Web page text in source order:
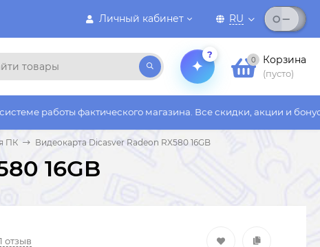
Личный кабинет RU
?
0 Корзина
(пусто)
фактического магазина. Все скидки, акции и бонусы действуют
ПК Видеокарта Dicasver Radeon RX580 16GB
16GB
1 отзыв